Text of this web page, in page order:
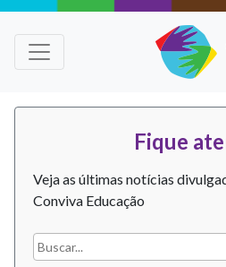
Fique
Veja as últimas notícias
Conviva Educação